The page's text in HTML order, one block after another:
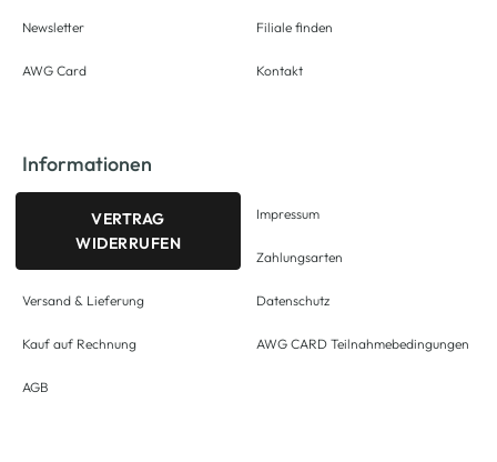
Newsletter
AWG Card
Filiale finden
Kontakt
Informationen
VERTRAG
WIDERRUFEN
Versand & Lieferung
Kauf auf Rechnung
AGB
Impressum
Zahlungsarten
Datenschutz
AWG CARD Teilnahmebedingungen